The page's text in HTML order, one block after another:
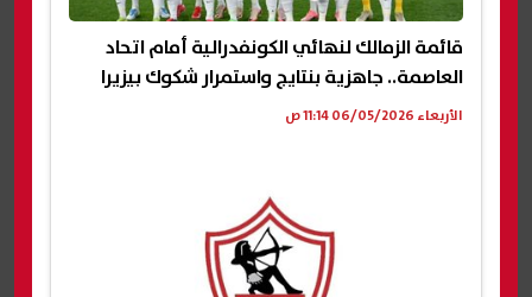
قائمة الزمالك لنهائي الكونفدرالية أمام اتحاد
العاصمة.. جاهزية بنتايج واستمرار شكوك بيزيرا
الأربعاء 06/05/2026 11:14 ص